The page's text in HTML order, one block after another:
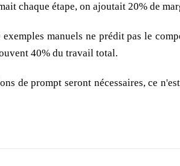
chaque étape, on ajoutait 20% de
manuels ne prédit pas le
40% du travail total.
de prompt seront nécessaires, ce